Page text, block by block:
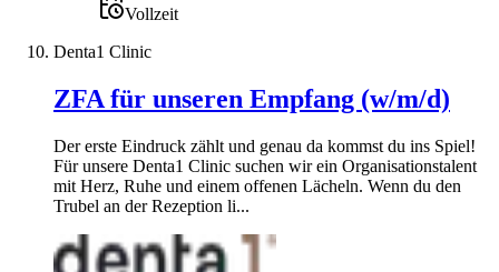
Vollzeit
Denta1 Clinic
ZFA für unseren Empfang (w/m/d)
Der erste Eindruck zählt und genau da kommst du ins Spiel!
Für unsere Denta1 Clinic suchen wir ein Organisationstalent
mit Herz, Ruhe und einem offenen Lächeln. Wenn du den
Trubel an der Rezeption li...